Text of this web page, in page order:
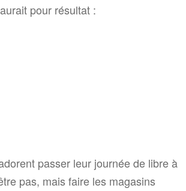
pour résultat :
passer leur journée de libre à
pas, mais faire les magasins